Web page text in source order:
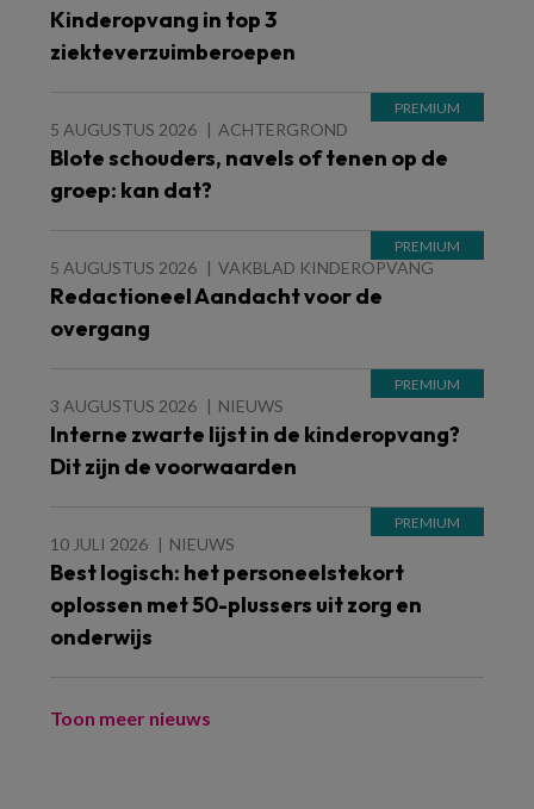
Kinderopvang in top 3
ziekteverzuimberoepen
5 AUGUSTUS 2026 ACHTERGROND
Blote schouders, navels of tenen op de
groep: kan dat?
5 AUGUSTUS 2026 VAKBLAD KINDEROPVANG
Redactioneel Aandacht voor de
overgang
3 AUGUSTUS 2026 NIEUWS
Interne zwarte lijst in de kinderopvang?
Dit zijn de voorwaarden
10 JULI 2026 NIEUWS
Best logisch: het personeelstekort
oplossen met 50-plussers uit zorg en
onderwijs
Toon meer nieuws